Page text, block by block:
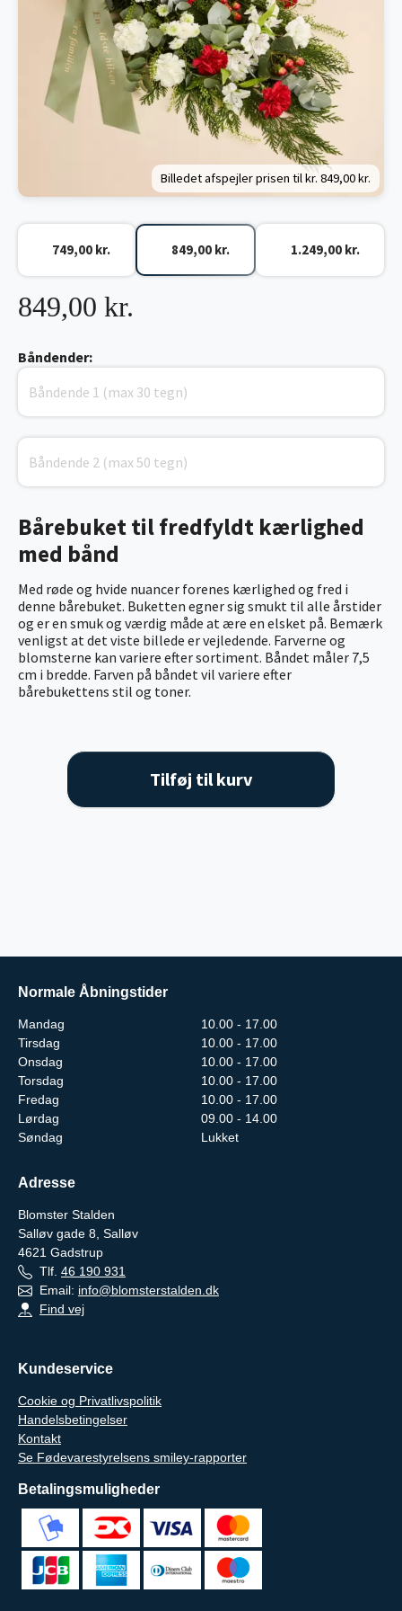
Billedet afspejler prisen til kr.849,00 kr.
Bårebuket til fredfyldt kærlighed
med bånd
Med røde og hvide nuancer forenes kærlighed og fred i
denne bårebuket. Buketten egner sig smukt til alle årstider
og er en smuk og værdig måde at ære en elsket på. Bemærk
venligst at det viste billede er vejledende. Farverne og
blomsterne kan variere efter sortiment. Båndet måler 7,5
cm i bredde. Farven på båndet vil variere efter
bårebukettens stil og toner.
849,00 kr.
749,00 kr. 849,00 kr. 1.249,00 kr.
Båndender:
Tilføj til kurv
Normale Åbningstider
Mandag
10.00 - 17.00
Tirsdag
10.00 - 17.00
Onsdag
10.00 - 17.00
Torsdag
10.00 - 17.00
Fredag
10.00 - 17.00
Lørdag
09.00 - 14.00
Søndag
Lukket
Adresse
Blomster Stalden
Salløv gade 8, Salløv
4621 Gadstrup
Tlf. 46 190 931
Email: info@blomsterstalden.dk
Find vej
Kundeservice
Cookie og Privatlivspolitik
Handelsbetingelser
Kontakt
Se Fødevarestyrelsens smiley-rapporter
Betalingsmuligheder